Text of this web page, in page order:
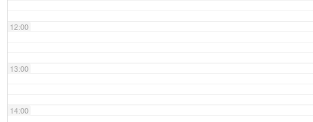
12:00
13:00
14:00